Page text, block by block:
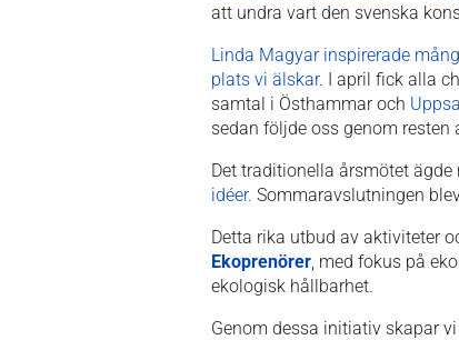
att undra vart den svenska
Linda Magyar inspirerade
plats vi älskar. I april fick alla
samtal i Östhammar och
sedan följde oss genom resten
Det traditionella årsmötet
idéer. Sommaravslutningen
Detta rika utbud av aktiviteter
Ekoprenörer, med fokus på
ekologisk hållbarhet.
Genom dessa initiativ skapar